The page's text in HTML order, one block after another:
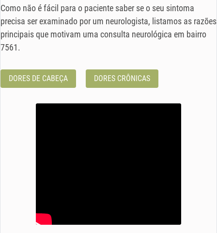
Como não é fácil para o paciente saber se o seu sintoma
precisa ser examinado por um neurologista, listamos as razões
principais que motivam uma consulta neurológica em bairro
7561.
DORES DE CABEÇA DORES CRÔNICAS